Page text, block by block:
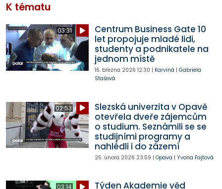
K tématu
03:31
Centrum Business Gate 10
let propojuje mladé lidi,
studenty a podnikatele na
jednom místě
16. března 2026 12:30 | Karviná | Gabriela
Stašová
02:53
Slezská univerzita v Opavě
otevřela dveře zájemcům
o studium. Seznámili se se
studijními programy a
nahlédli i do zázemí
25. února 2026 23:59 | Opava | Yvona Fajtová
03:14 Týden Akademie věd